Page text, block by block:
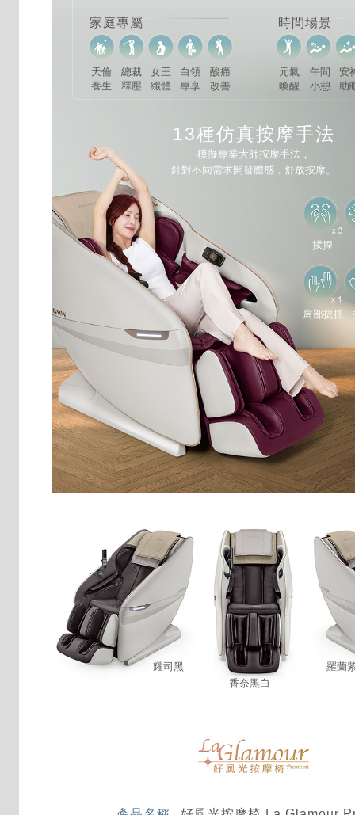
家庭專屬
天倫
養生
總裁
釋壓
女王
纖體
白領
專享
酸痛
改善
時間場景
元氣
喚醒
午間
小憩
安
助
13種仿真按摩手法
模擬專業大師按摩手法，
針對不同需求開發體感，舒放按摩。
揉捏
肩部提抓
耀司黑
香奈黑白
羅蘭